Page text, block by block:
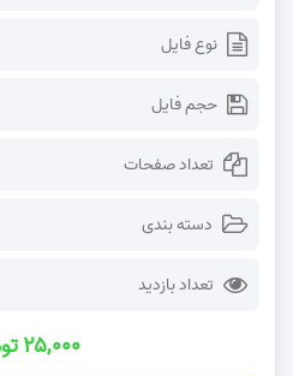
نوع فایل
حجم فایل
تعداد صفحات
دسته بندی
تعداد بازدید
۲۵,۰۰۰ تومان